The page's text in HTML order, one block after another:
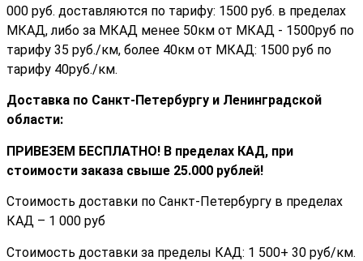
000 руб. доставляются по тарифу: 1500 руб. в пределах
МКАД, либо за МКАД менее 50км от МКАД - 1500руб по
тарифу 35 руб./км, более 40км от МКАД: 1500 руб по
тарифу 40руб./км.
Доставка по Санкт-Петербургу и Ленинградской
области:
ПРИВЕЗЕМ БЕСПЛАТНО! В пределах КАД, при
стоимости заказа cвыше 25.000 рублей!
Стоимость доставки по Санкт-Петербургу в пределах
КАД – 1 000 руб
Стоимость доставки за пределы КАД: 1 500+ 30 руб/км.